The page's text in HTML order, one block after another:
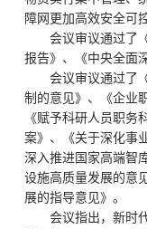
障网更加高效安全可控
会议审议通过了
报告》、《中央全面
会议审议通过了
制的意见》、《企业
《赋予科研人员职务
案》、《关于深化事
深入推进国家高端智
设施高质量发展的意
展的指导意见》。
会议指出，新时